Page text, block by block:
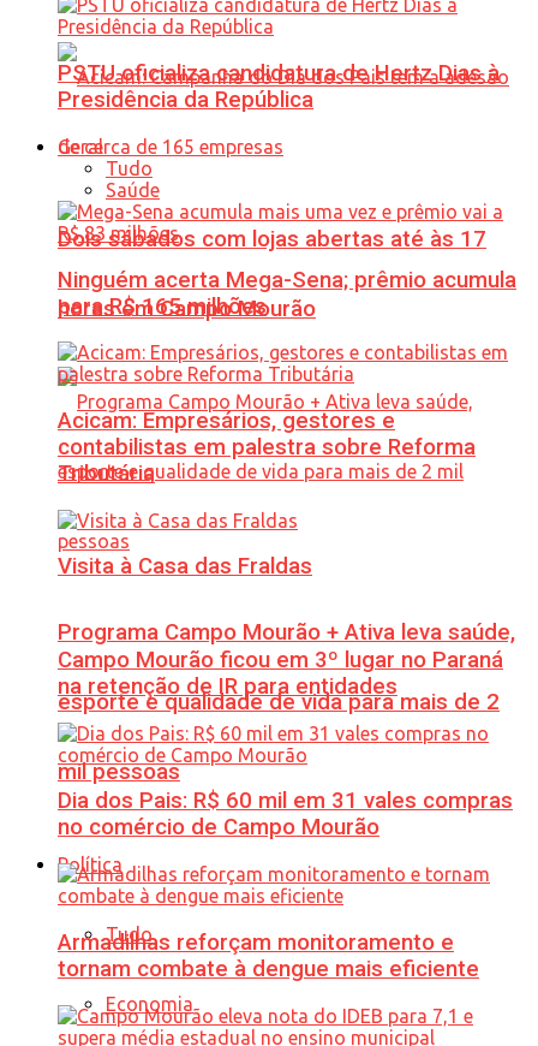
Dois sábados com lojas abertas até às 17
horas em Campo Mourão
Programa Campo Mourão + Ativa leva saúde,
esporte e qualidade de vida para mais de 2
mil pessoas
Política
Tudo
Economia
PSTU oficializa candidatura de Hertz Dias à
Presidência da República
Geral
Tudo
Saúde
Ninguém acerta Mega-Sena; prêmio acumula
para R$ 165 milhões
Acicam: Empresários, gestores e
contabilistas em palestra sobre Reforma
Tributária
Visita à Casa das Fraldas
Campo Mourão ficou em 3º lugar no Paraná
na retenção de IR para entidades
Dia dos Pais: R$ 60 mil em 31 vales compras
no comércio de Campo Mourão
Armadilhas reforçam monitoramento e
tornam combate à dengue mais eficiente